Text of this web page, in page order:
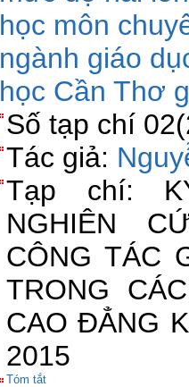
học môn
ngành giáo
học Cần Thơ
Số tạp chí
Tác giả:
Tạp chí:
NGHIÊN
CÔNG TÁC
TRONG
CAO ĐẲNG
2015
Tóm tắt